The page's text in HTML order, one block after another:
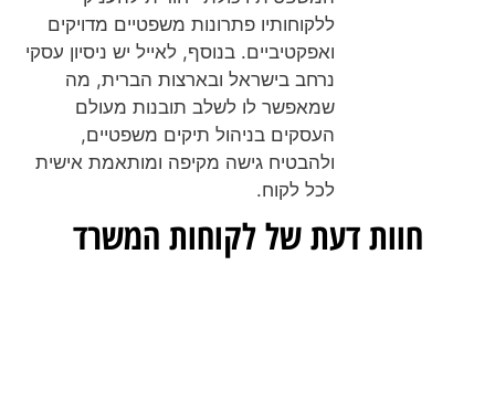
ללקוחותיו פתרונות משפטיים מדויקים
ואפקטיביים. בנוסף, לאייל יש ניסיון עסקי
נרחב בישראל ובארצות הברית, מה
שמאפשר לו לשלב תובנות מעולם
העסקים בניהול תיקים משפטיים,
ולהבטיח גישה מקיפה ומותאמת אישית
לכל לקוח.
חוות דעת של לקוחות המשרד